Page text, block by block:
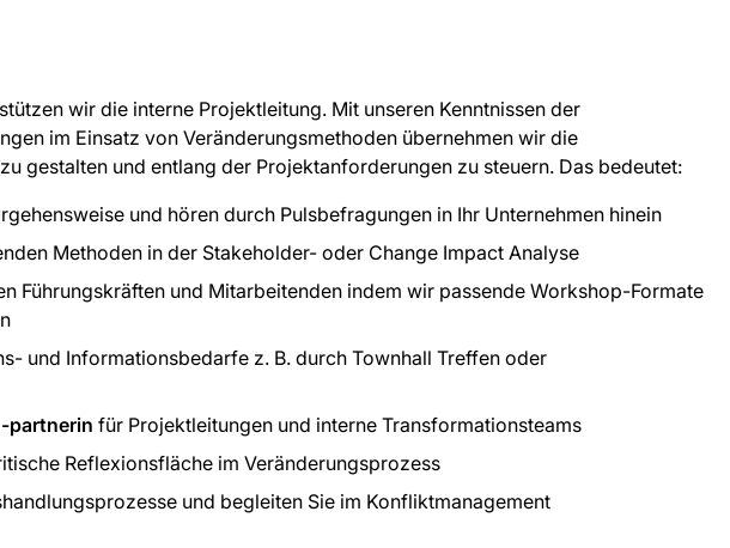
wir die interne Projektleitung. Mit unseren Kenntnissen der
im Einsatz von Veränderungsmethoden übernehmen wir die
gestalten und entlang der Projektanforderungen zu steuern. Das bedeutet:
und hören durch Pulsbefragungen in Ihr Unternehmen hinein
Methoden in der Stakeholder- oder Change Impact Analyse
Führungskräften und Mitarbeitenden indem wir passende Workshop-Formate
und Informationsbedarfe z. B. durch Townhall Treffen oder
partnerin für Projektleitungen und interne Transformationsteams
Reflexionsfläche im Veränderungsprozess
und begleiten Sie im Konfliktmanagement